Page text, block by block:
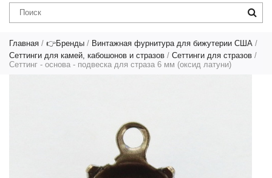
Главная / 👉Бренды / Винтажная фурнитура для бижутерии США /
Сеттинги для камей, кабошонов и стразов / Сеттинги для стразов /
Сеттинг - основа - подвеска для страза 6 мм (оксид латуни)